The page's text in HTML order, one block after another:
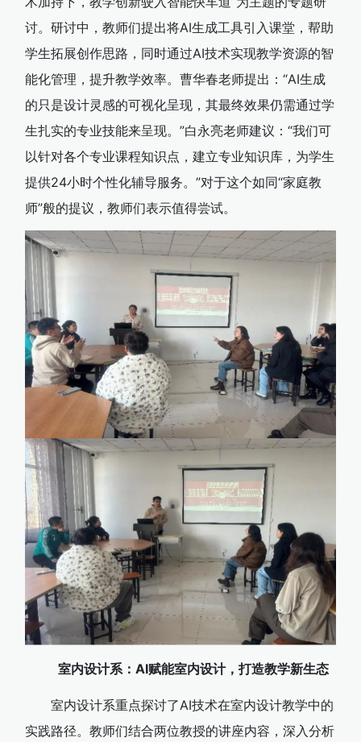
讨。研讨中，教师们提出将AI生成工具引入课堂，帮助
学生拓展创作思路，同时通过AI技术实现教学资源的智
能化管理，提升教学效率。曹华春老师提出：“AI生成
的只是设计灵感的可视化呈现，其最终效果仍需通过学
生扎实的专业技能来呈现。”白永亮老师建议：“我们可
以针对各个专业课程知识点，建立专业知识库，为学生
提供24小时个性化辅导服务。”对于这个如同“家庭教
师”般的提议，教师们表示值得尝试。
室内设计系：AI赋能室内设计，打造教学新生态
室内设计系重点探讨了AI技术在室内设计教学中的
实践路径。教师们结合两位教授的讲座内容，深入分析